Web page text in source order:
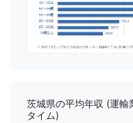
茨城県の平均年収 (運輸
タイム)